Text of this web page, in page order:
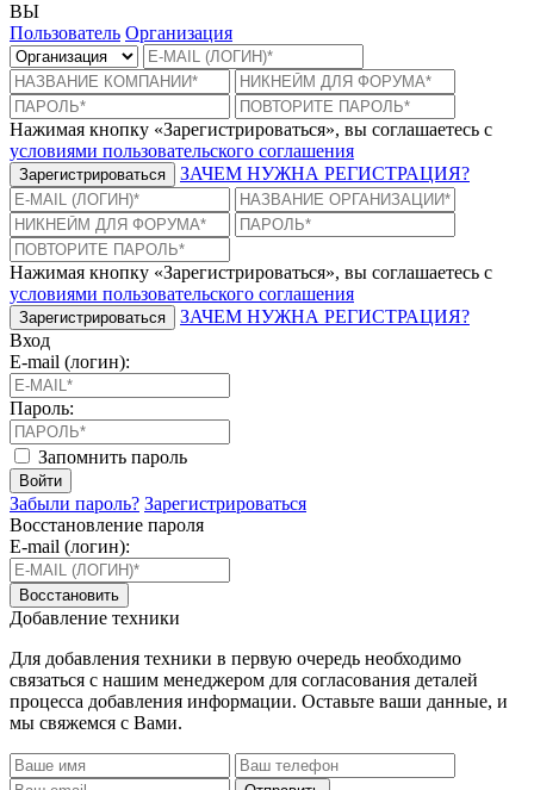
ВЫ
Пользователь Организация
Нажимая кнопку «Зарегистрироваться», вы соглашаетесь с
условиями пользовательского соглашения
Зарегистрироваться ЗАЧЕМ НУЖНА РЕГИСТРАЦИЯ?
Нажимая кнопку «Зарегистрироваться», вы соглашаетесь с
условиями пользовательского соглашения
Зарегистрироваться
ЗАЧЕМ НУЖНА РЕГИСТРАЦИЯ?
Вход
E-mail (логин):
Пароль:
Запомнить пароль
Войти
Забыли пароль? Зарегистрироваться
Восстановление пароля
E-mail (логин):
Восстановить
Добавление техники
Для добавления техники в первую очередь необходимо
связаться с нашим менеджером для согласования деталей
процесса добавления информации. Оставьте ваши данные, и
мы свяжемся с Вами.